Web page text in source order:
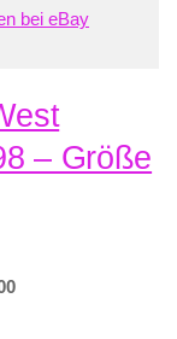
bei eBay
– Größe